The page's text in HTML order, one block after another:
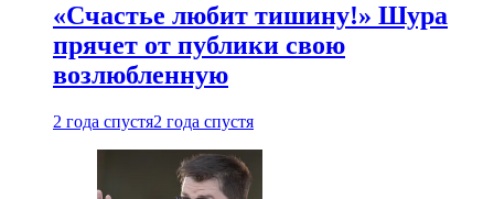
«Счастье любит тишину!» Шура
прячет от публики свою
возлюбленную
2 года спустя2 года спустя